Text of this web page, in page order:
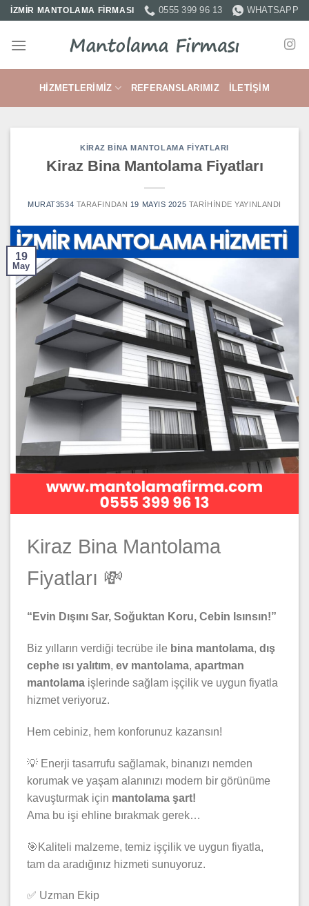
İçeriğe
İZMİR MANTOLAMA FİRMASI 0555 399 96 13 WHATSAPP
HIZMETLERIMIZ REFERANSLARIMIZ İLETIŞIM
KIRAZ BINA MANTOLAMA FIYATLARI
Kiraz Bina Mantolama Fiyatları
MURAT3534 TARAFINDAN 19 MAYIS 2025 TARIHINDE YAYINLANDI
19
May
Kiraz Bina Mantolama
Fiyatları 💸
“Evin Dışını Sar, Soğuktan Koru, Cebin Isınsın!”
Biz yılların verdiği tecrübe ile bina mantolama, dış
cephe ısı yalıtım, ev mantolama, apartman
mantolama işlerinde sağlam işçilik ve uygun fiyatla
hizmet veriyoruz.
Hem cebiniz, hem konforunuz kazansın!
💡 Enerji tasarrufu sağlamak, binanızı nemden
korumak ve yaşam alanınızı modern bir görünüme
kavuşturmak için mantolama şart!
Ama bu işi ehline bırakmak gerek…
🎯Kaliteli malzeme, temiz işçilik ve uygun fiyatla,
tam da aradığınız hizmeti sunuyoruz.
✅ Uzman Ekip